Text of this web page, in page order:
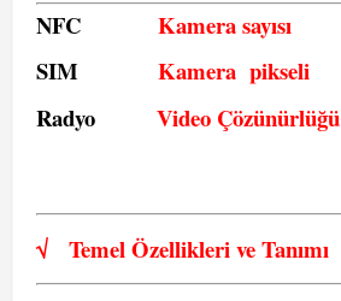
NFC Kamera sayısı
SIM
Kamera pikseli
Radyo
Video Çözünürlüğü
√ Temel Özellikleri veTanımı